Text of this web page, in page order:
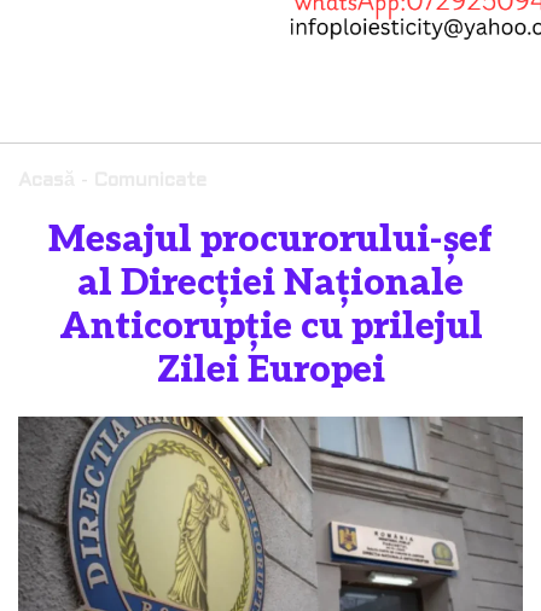
-
Mesajul procurorului-șef
al Direcției Naționale
Anticorupție cu prilejul
Zilei Europei